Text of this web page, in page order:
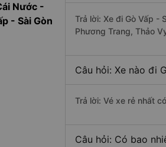
Nước -
- Sài Gòn
Trả lời: Xe đi Gò Vấp -
Phương Trang, Thảo
Câu hỏi: Xe nào đi
Trả lời: Vé xe rẻ nhất
Câu hỏi: Có bao